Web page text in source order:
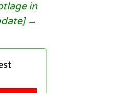
in
→